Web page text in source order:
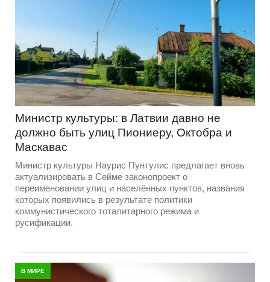
Министр культуры: в Латвии давно не
должно быть улиц Пиониеру, Октобра и
Маскавас
Министр культуры Наурис Пунтулис предлагает вновь
актуализировать в Сейме законопроект о
переименовании улиц и населённых пунктов, названия
которых появились в результате политики
коммунистического тоталитарного режима и
русификации.
В МИРЕ